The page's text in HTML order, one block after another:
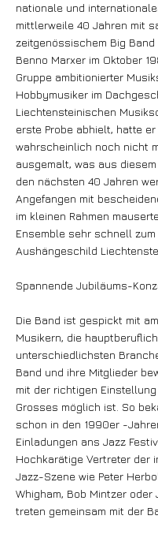
nationale und
mittlerweile 40 Jahren mit
zeitgenössischem Big
Benno Marxer im Oktober
Gruppe ambitionierter
Hobbymusiker im
Liechtensteinischen
erste Probe abhielt, hatte
wahrscheinlich noch nicht
ausgemalt, was aus
den nächsten 40 Jahren
Angefangen mit
im kleinen Rahmen
Ensemble sehr schnell
Aushängeschild
Spannende Jubiläums-
Die Band ist gespickt mit
Musikern, die
unterschiedlichsten
Band und ihre Mitglieder
mit der richtigen
Grosses möglich ist. So
schon in den 1990er -
Einladungen ans Jazz
Hochkarätige Vertreter der
Jazz-Szene wie Peter
Whigham, Bob Mintzer oder
treten gemeinsam mit der